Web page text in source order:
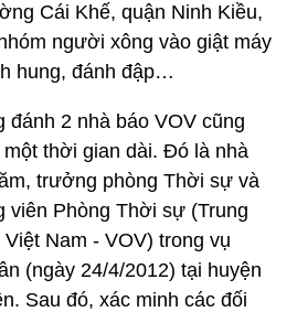
Cái Khế, quận Ninh Kiều,
người xông vào giật máy
hung, đánh đập…
đánh 2 nhà báo VOV cũng
thời gian dài. Đó là nhà
trưởng phòng Thời sự và
viên Phòng Thời sự (Trung
Nam - VOV) trong vụ
(ngày 24/4/2012) tại huyện
Sau đó, xác minh các đối